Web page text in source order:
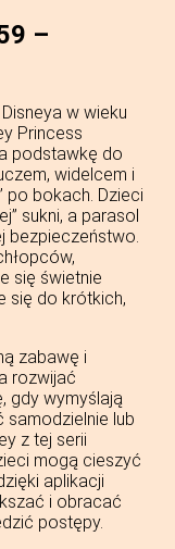
–
w wieku
Princess
podstawkę do
widelcem i
po bokach. Dzieci
sukni, a parasol
bezpieczeństwo.
się świetnie
się do krótkich,
zabawę i
rozwijać
gdy wymyślają
samodzielnie lub
z tej serii
mogą cieszyć
aplikacji
i obracać
postępy.